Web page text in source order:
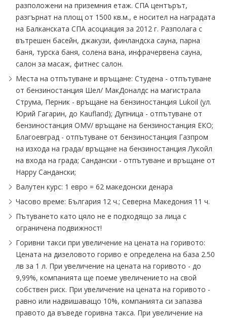
разположени на приземния етаж. СПА центърът,
разгърнат на площ от 1500 кв.м., е носител на наградата
на Балканската СПА асоциация за 2012 г. Разполага с
вътрешен басейн, джакузи, финландска сауна, парна
баня, турска баня, солена вана, инфрачервена сауна,
салон за масаж, фитнес салон.
Места на отпътуване и връщане: Студена - отпътуване
от бензиностанция Шел∕ МакДоналдс на магистрала
Струма, Перник - връщане на бензиностанция Lukoil (ул.
Юрий Гагарин, до Kaufland); Дупница - отпътуване от
бензиностанция OMV∕ връщане на бензиностанция ЕКО;
Благоевград - отпътуване от бензиностанция Газпром
на изхода на града∕ връщане на бензиностанция Лукойл
на входа на града; Сандански - отпътуване и връщане от
Happy Сандански;
Валутен курс: 1 евро = 62 македонски денара
Часово време: България 12 ч.; Северна Македония 11 ч.
Пътуването като цяло не е подходящо за лица с
ограничена подвижност!
Горивни такси при увеличение на цената на горивото:
Цената на дизеловото гориво е определена на база 2.50
лв за 1 л. При увеличение на цената на горивото - до
9,99%, компанията ще поеме увеличението на свой
собствен риск. При увеличение на цената на горивото -
равно или надвишаващо 10%, компанията си запазва
правото да въведе горивна такса. При увеличение на